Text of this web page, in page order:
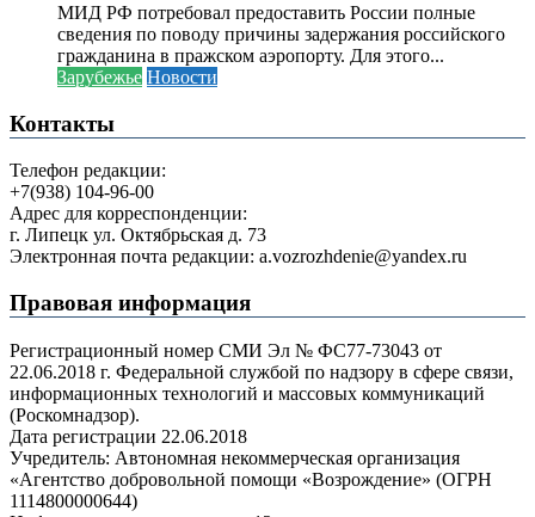
МИД РФ потребовал предоставить России полные
сведения по поводу причины задержания российского
гражданина в пражском аэропорту. Для этого...
Зарубежье Новости
Контакты
Телефон редакции:
+7(938) 104-96-00
Адрес для корреспонденции:
г. Липецк ул. Октябрьская д. 73
Электронная почта редакции: a.vozrozhdenie@yandex.ru
Правовая информация
Регистрационный номер СМИ Эл № ФС77-73043 от
22.06.2018 г. Федеральной службой по надзору в сфере связи,
информационных технологий и массовых коммуникаций
(Роскомнадзор).
Дата регистрации 22.06.2018
Учредитель: Автономная некоммерческая организация
«Агентство добровольной помощи «Возрождение» (ОГРН
1114800000644)